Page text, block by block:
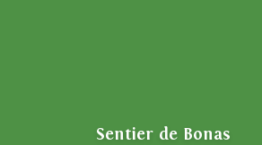
Sentier de Bonas